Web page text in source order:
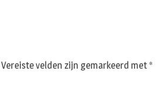
Vereiste velden zijn gemarkeerd met *